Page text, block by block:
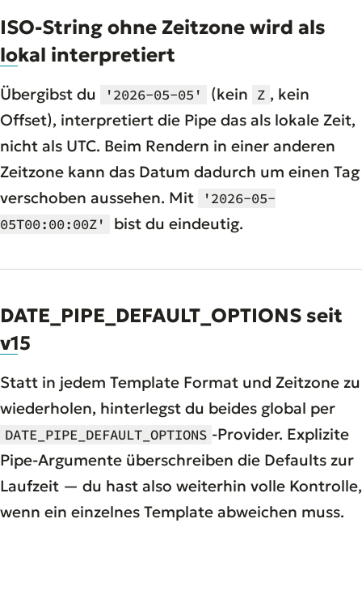
ISO-String ohne Zeitzone wird als
lokal interpretiert
Übergibst du '2026-05-05' (kein Z , kein
Offset), interpretiert die Pipe das als lokale Zeit,
nicht als UTC. Beim Rendern in einer anderen
Zeitzone kann das Datum dadurch um einen Tag
verschoben aussehen. Mit
'2026-05-
05T00:00:00Z'
bist du eindeutig.
DATE_PIPE_DEFAULT_OPTIONS seit
v15
Statt in jedem Template Format und Zeitzone zu
wiederholen, hinterlegst du beides global per
DATE_PIPE_DEFAULT_OPTIONS -Provider. Explizite
Pipe-Argumente überschreiben die Defaults zur
Laufzeit — du hast also weiterhin volle Kontrolle,
wenn ein einzelnes Template abweichen muss.